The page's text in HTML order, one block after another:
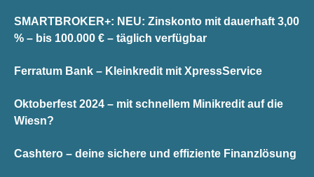
SMARTBROKER+: NEU: Zinskonto mit dauerhaft 3,00
% – bis 100.000 € – täglich verfügbar
Ferratum Bank – Kleinkredit mit XpressService
Oktoberfest 2024 – mit schnellem Minikredit auf die
Wiesn?
Cashtero – deine sichere und effiziente Finanzlösung